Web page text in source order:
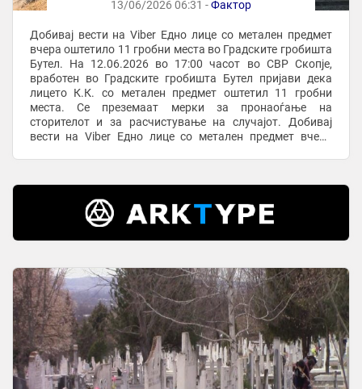
13/06/2026 06:31 -Фактор
Добивај вести на Viber Едно лице со метален предмет
вчера оштетило 11 гробни места во Градските гробишта
Бутел. На 12.06.2026 во 17:00 часот во СВР Скопје,
вработен во Градските гробишта Бутел пријави дека
лицето К.К. со метален предмет оштетил 11 гробни
места. Се преземаат мерки за пронаоѓање на
сторителот и за расчистување на случајот. Добивај
вести на Viber Едно лице со метален предмет вчера